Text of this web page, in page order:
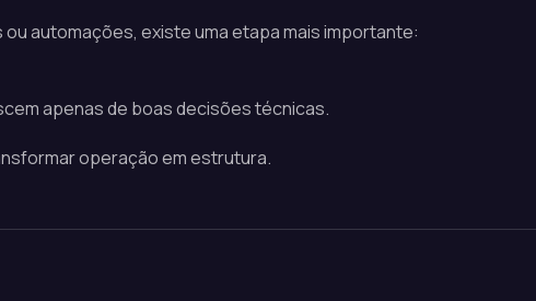
automações, existe uma etapa mais importante:
apenas de boas decisões técnicas.
operação em estrutura.